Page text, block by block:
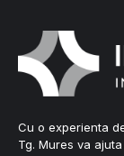
Cu o experienta
Tg. Mures va